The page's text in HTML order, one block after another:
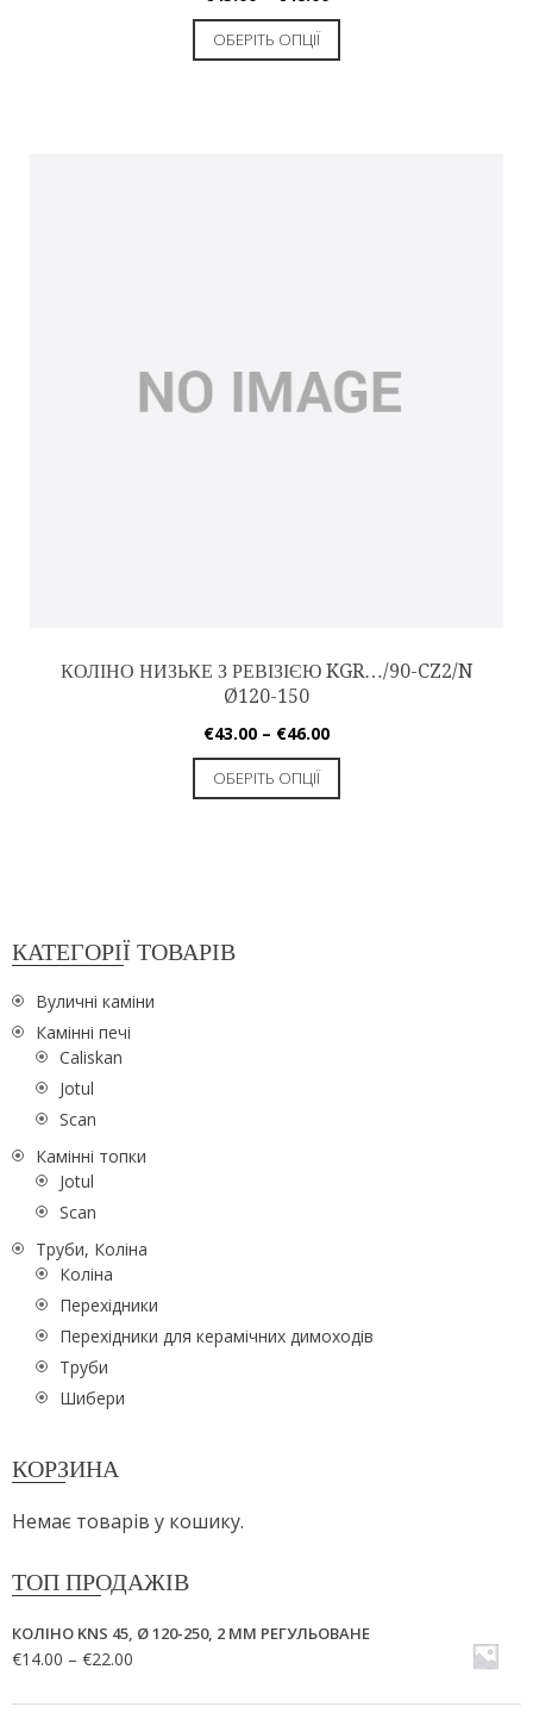
ОБЕРІТЬ ОПЦІЇ
КОЛІНО НИЗЬКЕ З РЕВІЗІЄЮ KGR…/90-CZ2/N
Ø120-150
€43.00 – €46.00
ОБЕРІТЬ ОПЦІЇ
КАТЕГОРІЇ ТОВАРІВ
Вуличні каміни
Камінні печі
Caliskan
Jotul
Scan
Камінні топки
Jotul
Scan
Труби, Коліна
Коліна
Перехідники
Перехідники для керамічних димоходів
Труби
Шибери
КОРЗИНА
Немає товарів у кошику.
ТОП ПРОДАЖІВ
КОЛІНО KNS 45, Ø 120-250, 2 ММ РЕГУЛЬОВАНЕ
€14.00 – €22.00